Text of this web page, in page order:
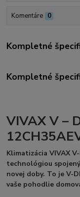
Komentáre 0
Kompletné
Kompletné
VIVAX V –
Klimatizácia VIVAX
technológiou
novej doby. To je V-
vaše pohodlie